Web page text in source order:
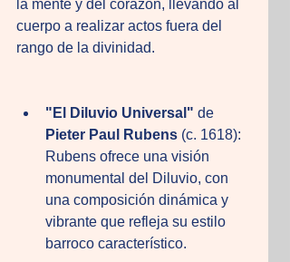
la mente y del corazón, llevando al
cuerpo a realizar actos fuera del
rango de la divinidad.
"El Diluvio Universal" de
Pieter Paul Rubens (c. 1618):
Rubens ofrece una visión
monumental del Diluvio, con
una composición dinámica y
vibrante que refleja su estilo
barroco característico.